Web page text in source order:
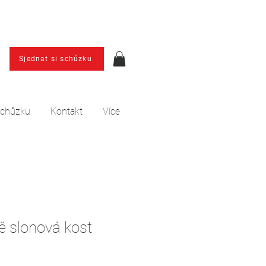
Sjednat si schůzku
Kontakt Více
slonová kost